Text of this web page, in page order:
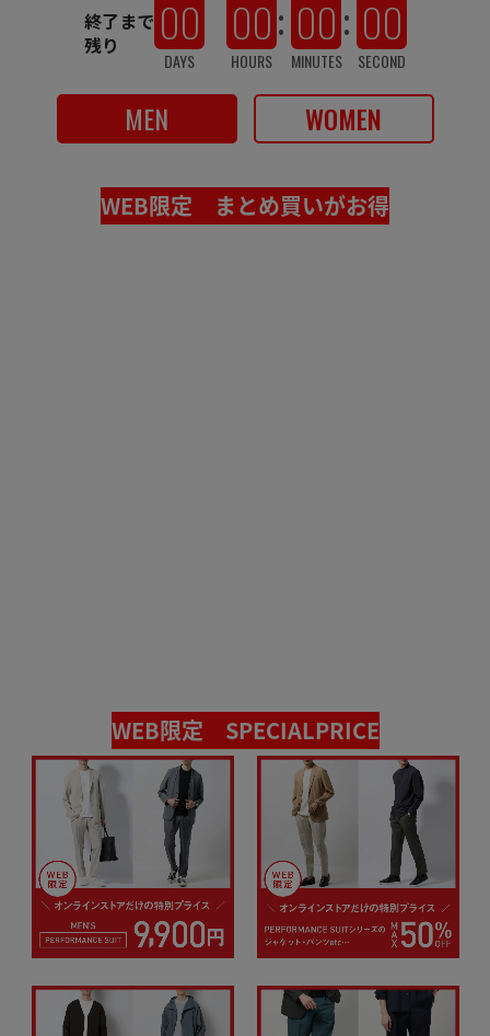
終了まで
残り
00
DAYS
00
HOURS
: 00
MINUTES
: 00
SECOND
MEN WOMEN
WEB限定 まとめ買いがお得
WEB限定 SPECIALPRICE